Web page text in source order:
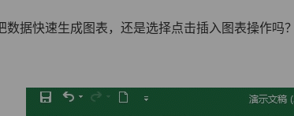
数据快速生成图表，还是选择点击插入图表操作吗